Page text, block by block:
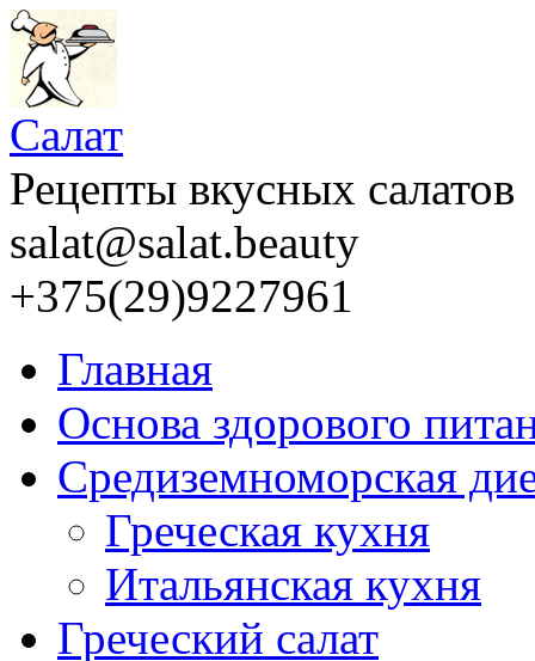
Салат
Рецепты вкусных салатов
salat@salat.beauty
+375(29)9227961
Главная
Основа здорового
Средиземноморская
Греческая кухня
Итальянская кухня
Греческий салат